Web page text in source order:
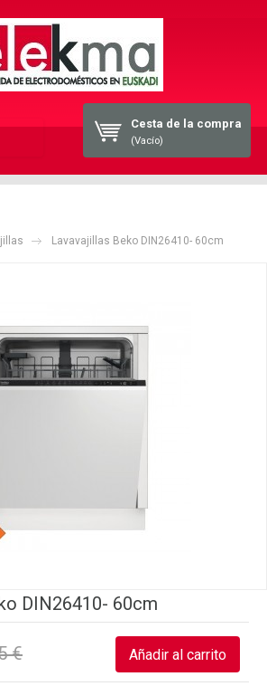
Cesta de la compra
(Vacío)
Lavavajillas Beko DIN26410- 60cm
DIN26410- 60cm
€